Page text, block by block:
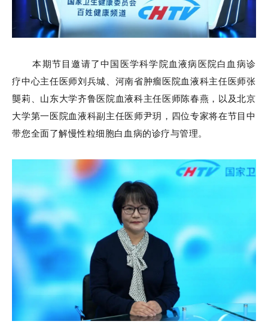
本期节目邀请了中国医学科学院血液病医院白血病诊
疗中心主任医师刘兵城、河南省肿瘤医院血液科主任医师张
龑莉、山东大学齐鲁医院血液科主任医师陈春燕，以及北京
大学第一医院血液科副主任医师尹玥，四位专家将在节目中
带您全面了解慢性粒细胞白血病的诊疗与管理。